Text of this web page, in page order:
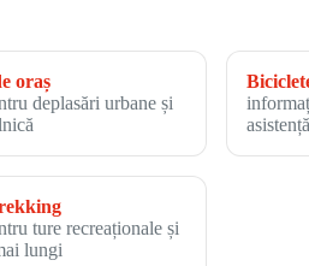
oraș
deplasări urbane și
ture recreaționale și
lungi